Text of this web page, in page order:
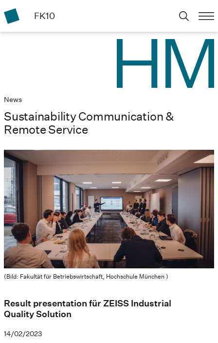
FK10
News
Sustainability Communication &
Remote Service
(Bild: Fakultät für Betriebswirtschaft, Hochschule München )
Result presentation für ZEISS Industrial
Quality Solution
14/02/2023